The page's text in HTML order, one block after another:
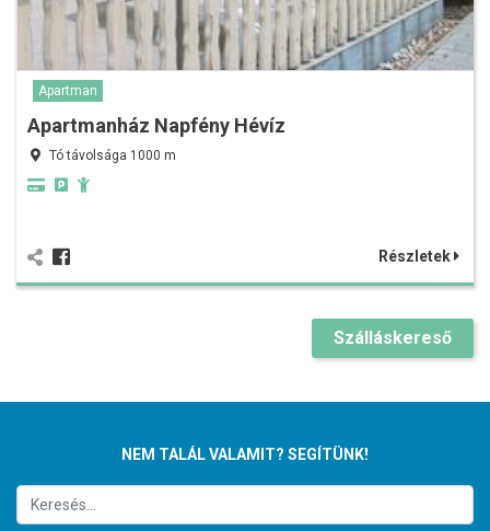
Apartman
Apartmanház Napfény Hévíz
Tó távolsága 1000 m
Részletek
Szálláskereső
NEM TALÁL VALAMIT? SEGÍTÜNK!